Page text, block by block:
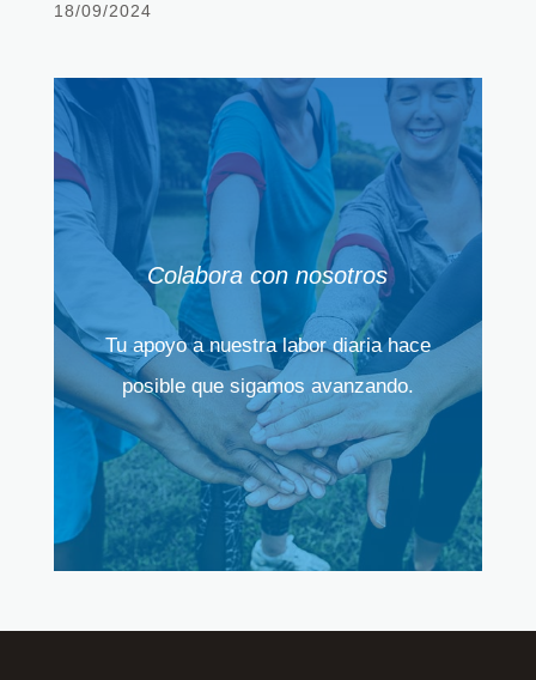
18/09/2024
Colabora con nosotros
Tu apoyo a nuestra labor diaria hace
posible que sigamos avanzando.